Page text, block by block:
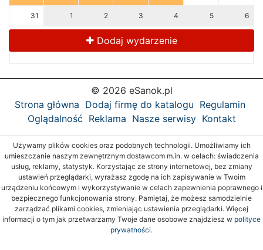
31 1 2 3 4 5 6
Dodaj wydarzenie
© 2026 eSanok.pl
Strona główna Dodaj firmę do katalogu Regulamin
Oglądalność Reklama Nasze serwisy Kontakt
Używamy plików cookies oraz podobnych technologii. Umożliwiamy ich
umieszczanie naszym zewnętrznym dostawcom m.in. w celach: świadczenia
usług, reklamy, statystyk. Korzystając ze strony internetowej, bez zmiany
ustawień przeglądarki, wyrażasz zgodę na ich zapisywanie w Twoim
urządzeniu końcowym i wykorzystywanie w celach zapewnienia poprawnego i
bezpiecznego funkcjonowania strony. Pamiętaj, że możesz samodzielnie
zarządzać plikami cookies, zmieniając ustawienia przeglądarki. Więcej
informacji o tym jak przetwarzamy Twoje dane osobowe znajdziesz w polityce
prywatności.